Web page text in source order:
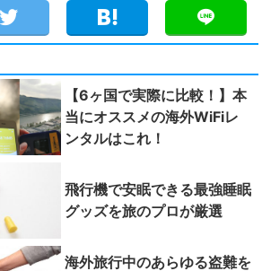
【6ヶ国で実際に比較！】本
当にオススメの海外WiFiレ
ンタルはこれ！
飛行機で安眠できる最強睡眠
グッズを旅のプロが厳選
海外旅行中のあらゆる盗難を